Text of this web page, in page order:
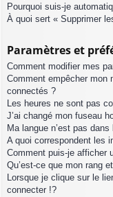
Pourquoi suis-je
À quoi sert « Supprimer
Paramètres et
Comment modifier mes
Comment empêcher mon
connectés ?
Les heures ne sont pas
J’ai changé mon fuseau
Ma langue n’est pas
A quoi correspondent les
Comment puis-je afficher
Qu’est-ce que mon rang
Lorsque je clique sur le
connecter !?